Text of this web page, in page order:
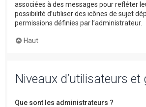
associées à des messages pour refléter
possibilité d’utiliser des icônes de sujet
permissions définies par l’administrateur.
Haut
Niveaux d’utilisateurs et
Que sont les administrateurs ?